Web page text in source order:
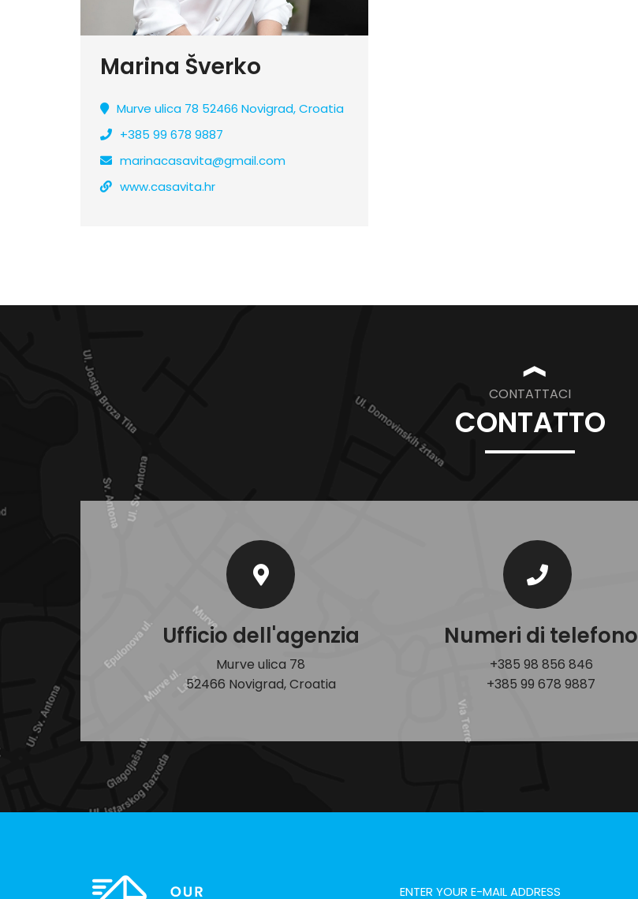
Marina Šverko
Murve ulica 78 52466 Novigrad, Croatia
+385 99 678 9887
marinacasavita@gmail.com
www.casavita.hr
❱
CONTATTACI
CONTATTO
Ufficio dell'agenzia
Murve ulica 78
52466 Novigrad, Croatia
Numeri di telefono
+385 98 856 846
+385 99 678 9887